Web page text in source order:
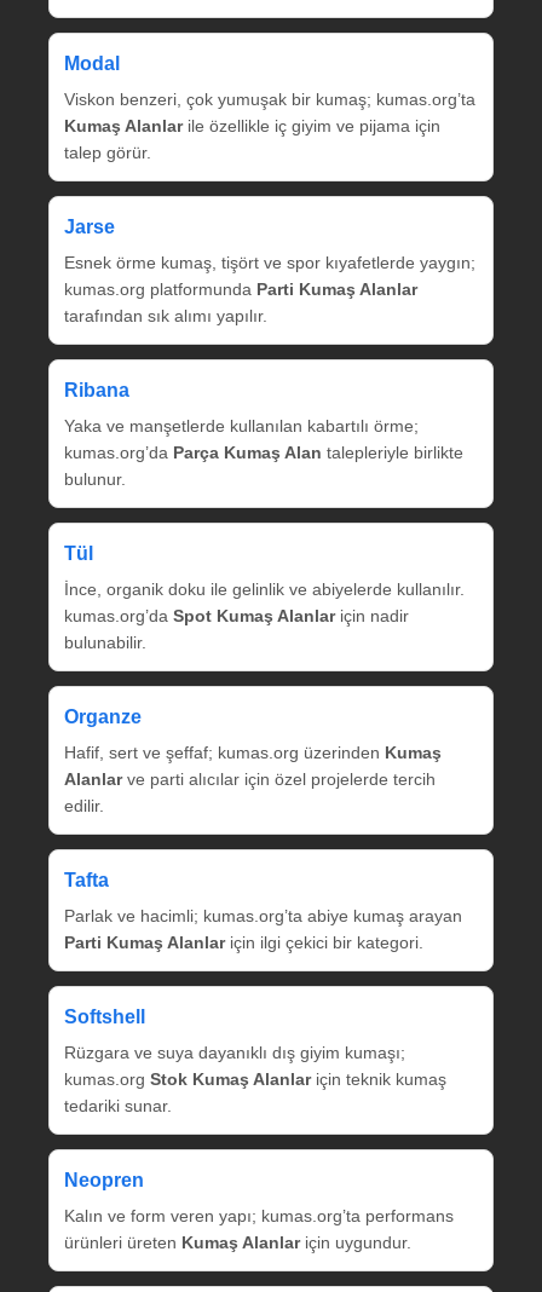
Modal
Viskon benzeri, çok yumuşak bir kumaş; kumas.org’ta
Kumaş Alanlarile özellikle iç giyim ve pijama için
talep görür.
Jarse
Esnek örme kumaş, tişört ve spor kıyafetlerde yaygın;
kumas.org platformunda Parti Kumaş Alanlar
tarafından sık alımı yapılır.
Ribana
Yaka ve manşetlerde kullanılan kabartılı örme;
kumas.org’da Parça Kumaş Alan talepleriyle birlikte
bulunur.
Tül
İnce, organik doku ile gelinlik ve abiyelerde kullanılır.
kumas.org’da Spot Kumaş Alanlariçin nadir
bulunabilir.
Organze
Hafif, sert ve şeffaf; kumas.org üzerinden Kumaş
Alanlarve parti alıcılar için özel projelerde tercih
edilir.
Tafta
Parlak ve hacimli; kumas.org’ta abiye kumaş arayan
Parti Kumaş Alanlariçin ilgi çekici bir kategori.
Softshell
Rüzgara ve suya dayanıklı dış giyim kumaşı;
kumas.org Stok Kumaş Alanlariçin teknik kumaş
tedariki sunar.
Neopren
Kalın ve form veren yapı; kumas.org’ta performans
ürünleri üreten Kumaş Alanlariçin uygundur.